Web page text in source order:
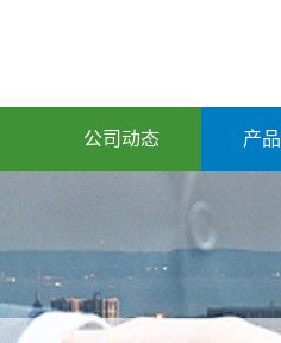
公司动态 产